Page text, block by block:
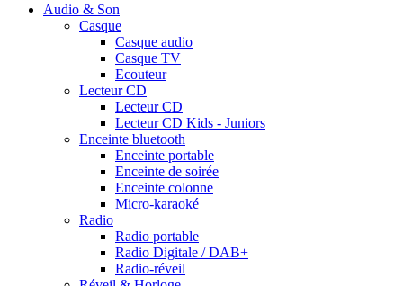
Audio & Son
Casque
Casque audio
Casque TV
Ecouteur
Lecteur CD
Lecteur CD
Lecteur CD Kids - Juniors
Enceinte bluetooth
Enceinte portable
Enceinte de soirée
Enceinte colonne
Micro-karaoké
Radio
Radio portable
Radio Digitale / DAB+
Radio-réveil